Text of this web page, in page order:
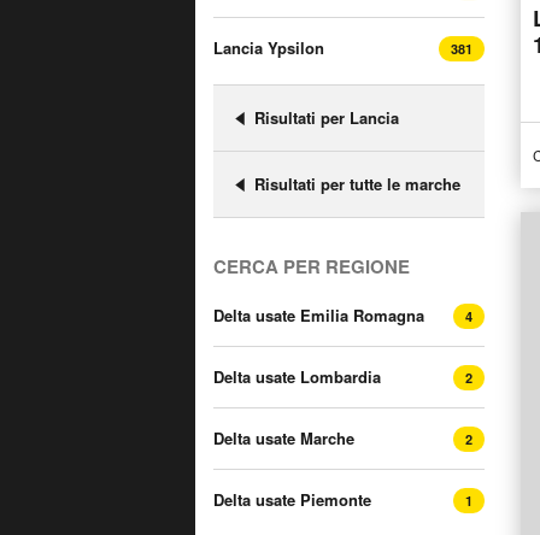
Lancia Ypsilon 381
Risultati per Lancia
Risultati per tutte le marche
CERCA PER REGIONE
Delta usate Emilia Romagna 4
Delta usate Lombardia 2
Delta usate Marche 2
Delta usate Piemonte 1